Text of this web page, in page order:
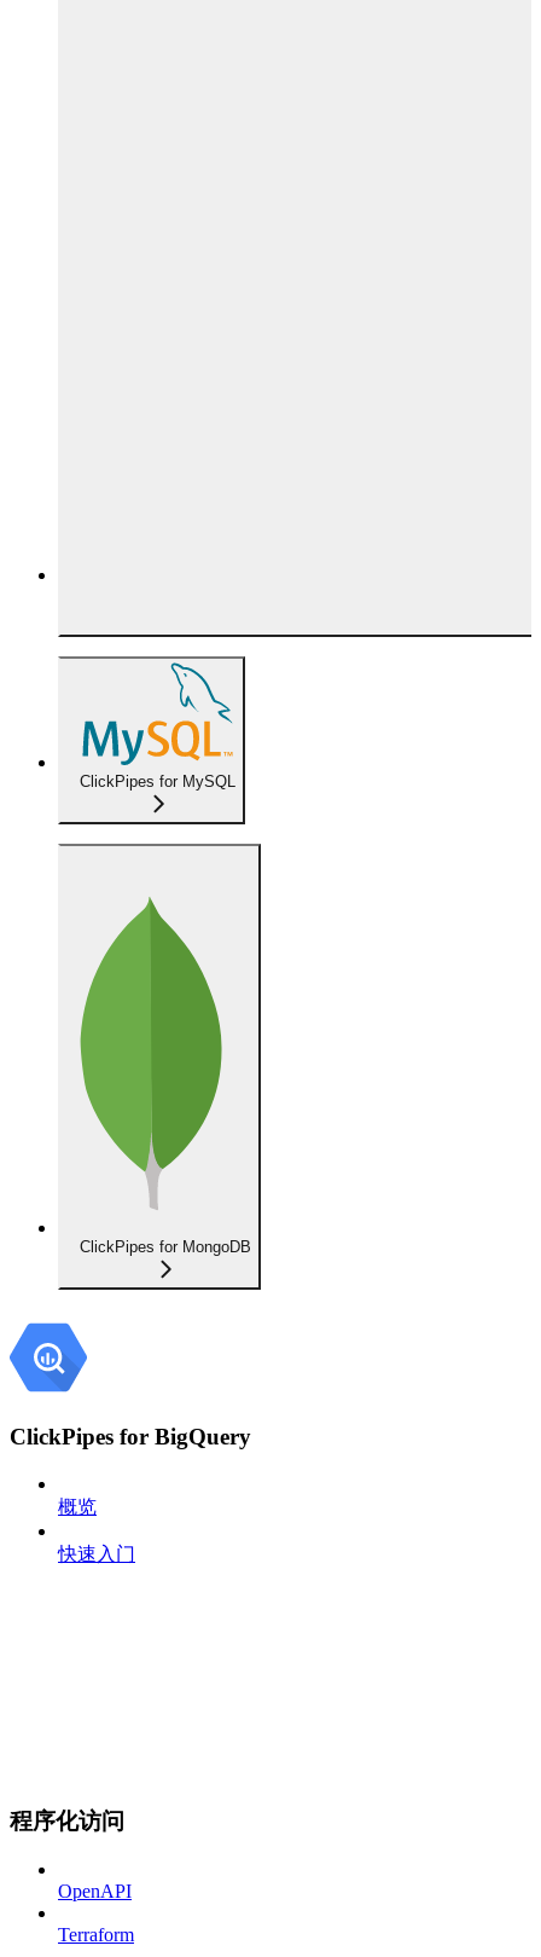
ClickPipes for MySQL
ClickPipes for MongoDB
ClickPipes for BigQuery
概览
快速入门
程序化访问
OpenAPI
Terraform